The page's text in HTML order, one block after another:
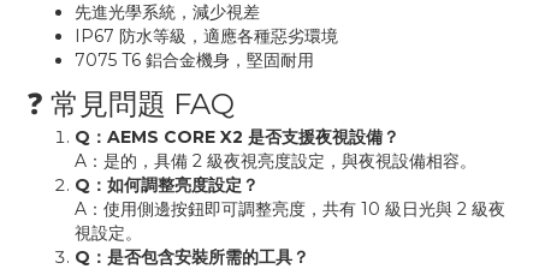
先進光學系統，減少視差
IP67 防水等級，適應各種惡劣環境
7075 T6 鋁合金機身，堅固耐用
❓ 常見問題 FAQ
Q：AEMS CORE X2 是否支援夜視設備？
A：是的，具備 2 級夜視亮度設定，與夜視設備相容。
Q：如何調整亮度設定？
A：使用側邊按鈕即可調整亮度，共有 10 級日光與 2 級夜
視設定。
Q：是否包含安裝所需的工具？